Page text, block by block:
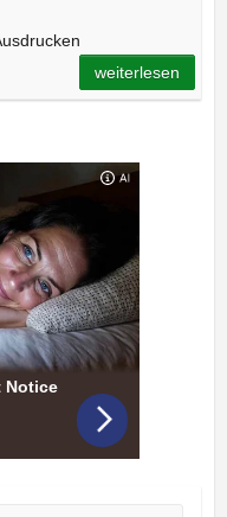
weiterlesen